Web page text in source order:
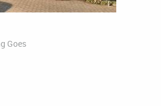
Goes